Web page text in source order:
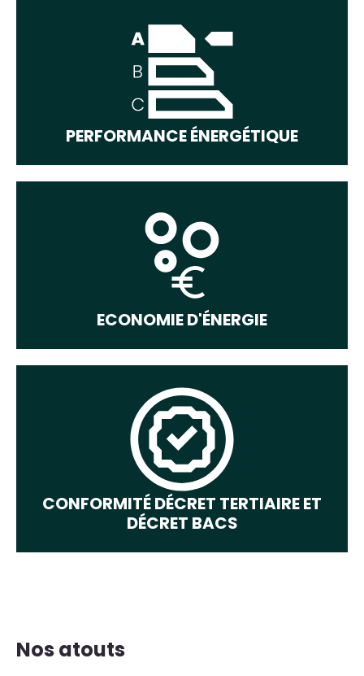
PERFORMANCE ÉNERGÉTIQUE
ECONOMIE D'ÉNERGIE
CONFORMITÉ DÉCRET TERTIAIRE ET
DÉCRET BACS
Nos atouts